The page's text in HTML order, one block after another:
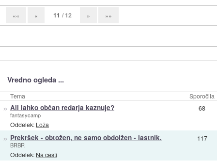
«« « 11 / 12 » »»
Vredno ogleda ...
Tema Sporočila
» Ali lahko občan redarja kaznuje?
fantasycamp
Oddelek: Loža
68
» Prekršek - obtožen, ne samo obdolžen - lastnik.
BRBR
Oddelek: Na cesti
117